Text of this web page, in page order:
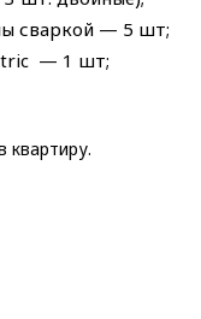
сваркой — 5 шт;
— 1 шт;